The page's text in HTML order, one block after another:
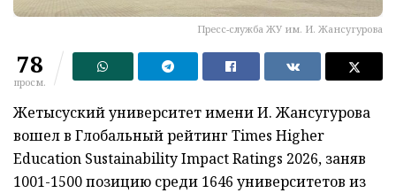
Пресс-служба ЖУ им. И. Жансугурова
78
просм.
Жетысуский университет имени И. Жансугурова
вошел в Глобальный рейтинг Times Higher
Education Sustainability Impact Ratings 2026, заняв
1001-1500 позицию среди 1646 университетов из